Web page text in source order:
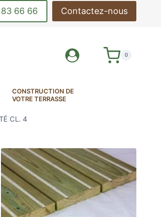
66 66 Contactez-nous
0
EN
MILLBOARD
OUTILS DE POSE
DE TERRASSE
DE BARDAGE
EN ALUMINIUM
CONSTRUCTION DE
VOTRE TERRASSE
CL. 4